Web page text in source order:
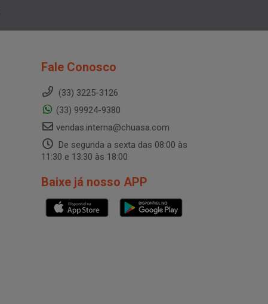
Fale Conosco
(33) 3225-3126
(33) 99924-9380
vendas.interna@chuasa.com
De segunda a sexta das 08:00 às
11:30 e 13:30 às 18:00
Baixe já nosso APP